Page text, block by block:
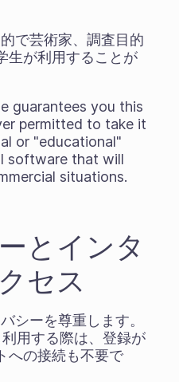
で芸術家、調査目的
生が利用することが
guarantees you this
permitted to take it
or "educational"
software that will
situations.
とインタ
セス
シーを尊重します。
用する際は、登録が
への接続も不要で